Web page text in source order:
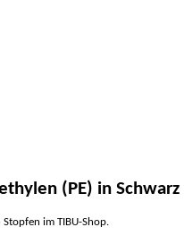
(PE) in Schwarz
im TIBU-Shop.